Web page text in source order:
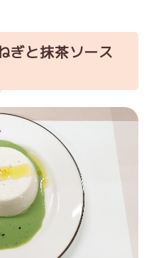
ぎと抹茶ソース